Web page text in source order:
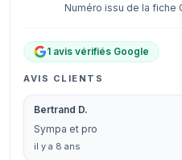
Numéro issu de la fiche
1 avis vérifiés Google
AVIS CLIENTS
Bertrand D.
Sympa et pro
il y a 8 ans